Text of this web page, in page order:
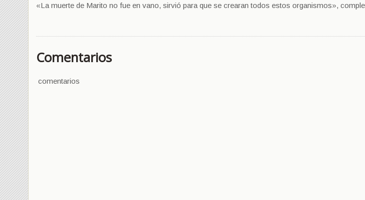
«La muerte de Marito no fue en vano, sirvió para que se crearan todos estos organismos»,
Comentarios
comentarios